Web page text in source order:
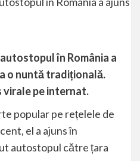
în România a
o nuntă tradițională.
virale pe internat.
popular pe rețelele de
el a ajuns în
autostopul către țara